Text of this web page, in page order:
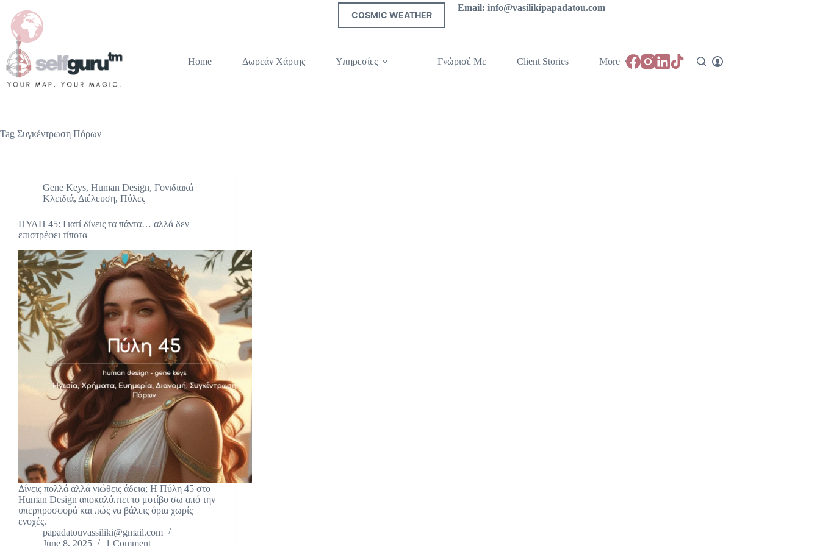
COSMIC WEATHER
Email: info@vasilikipapadatou.com
Home Δωρεάν Χάρτης Υπηρεσίες Γνώρισέ Με Client Stories More
Tag Συγκέντρωση Πόρων
Gene Keys, Human Design, Γονιδιακά
Κλειδιά, Διέλευση, Πύλες
ΠΥΛΗ 45: Γιατί δίνεις τα πάντα… αλλά δεν
επιστρέφει τίποτα
Δίνεις πολλά αλλά νιώθεις άδεια; Η Πύλη 45 στο
Human Design αποκαλύπτει το μοτίβο σω από την
υπερπροσφορά και πώς να βάλεις όρια χωρίς
ενοχές.
papadatouvassiliki@gmail.com
June 8, 2025
1 Comment